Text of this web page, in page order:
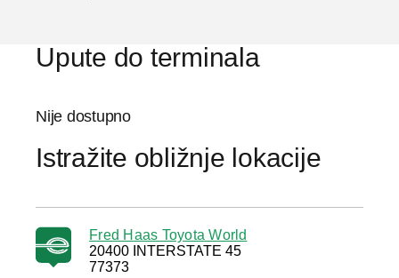
Upute do terminala
Nije dostupno
Istražite obližnje lokacije
Fred Haas Toyota World
20400 INTERSTATE 45
77373